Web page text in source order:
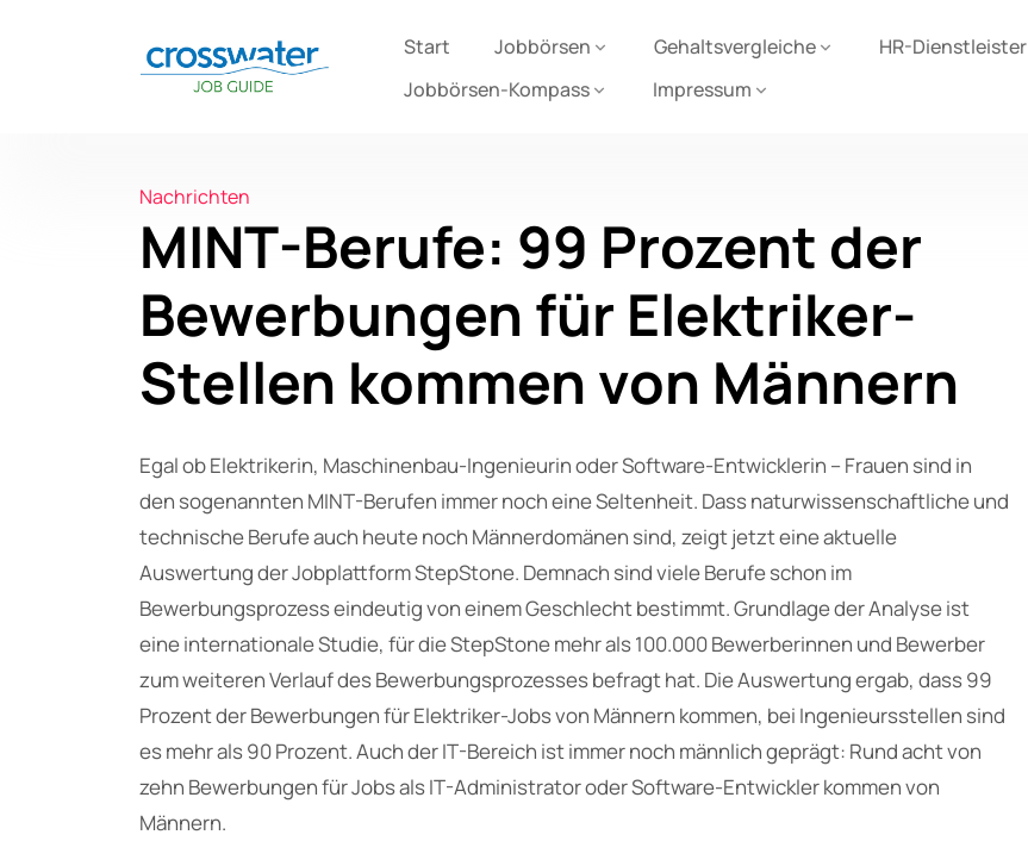
Start Jobbörsen Gehaltsvergleiche HR-Dienstleister
Jobbörsen-Kompass
Impressum
Nachrichten
MINT-Berufe: 99 Prozent der
Bewerbungen für Elektriker-
Stellen kommen von Männern
Egal ob Elektrikerin, Maschinenbau-Ingenieurin oder Software-Entwicklerin – Frauen sind in
den sogenannten MINT-Berufen immer noch eine Seltenheit. Dass naturwissenschaftliche und
technische Berufe auch heute noch Männerdomänen sind, zeigt jetzt eine aktuelle
Auswertung der Jobplattform StepStone. Demnach sind viele Berufe schon im
Bewerbungsprozess eindeutig von einem Geschlecht bestimmt. Grundlage der Analyse ist
eine internationale Studie, für die StepStone mehr als 100.000 Bewerberinnen und Bewerber
zum weiteren Verlauf des Bewerbungsprozesses befragt hat. Die Auswertung ergab, dass 99
Prozent der Bewerbungen für Elektriker-Jobs von Männern kommen, bei Ingenieursstellen sind
es mehr als 90 Prozent. Auch der IT-Bereich ist immer noch männlich geprägt: Rund acht von
zehn Bewerbungen für Jobs als IT-Administrator oder Software-Entwickler kommen von
Männern.